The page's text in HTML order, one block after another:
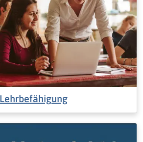
Lehrbefähigung